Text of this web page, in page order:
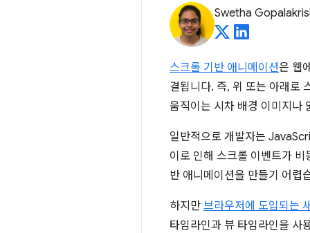
Swetha
스크롤 기반 애니메이션은 웹
결됩니다. 즉, 위 또는 아래로
움직이는 시차 배경 이미지나
일반적으로 개발자는
이로 인해 스크롤 이벤트가
반 애니메이션을 만들기 어렵
하지만 브라우저에 도입되는
타임라인과 뷰 타임라인을 사